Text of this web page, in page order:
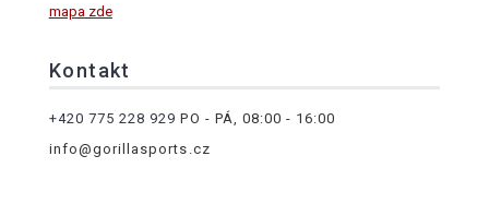
mapa zde
Kontakt
+420 775 228 929 PO - PÁ, 08:00 - 16:00
info@gorillasports.cz